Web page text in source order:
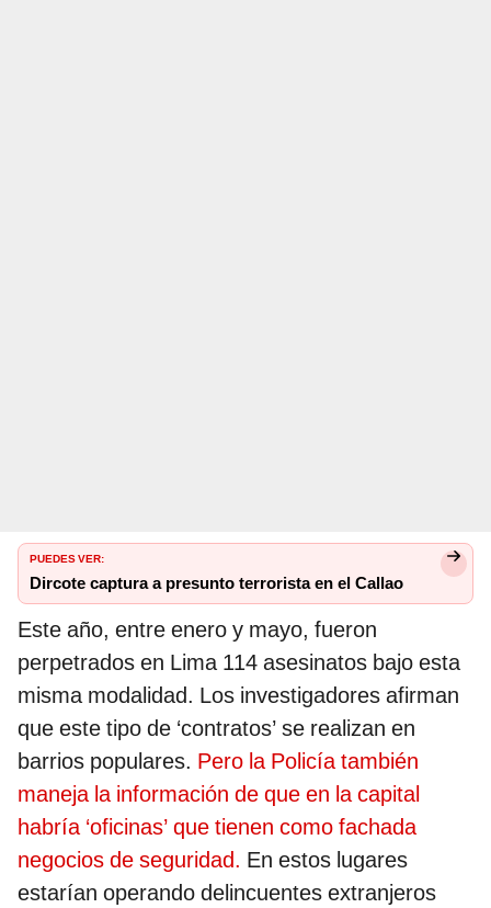
PUEDES VER:
Dircote captura a presunto terrorista en el Callao
Este año, entre enero y mayo, fueron
perpetrados en Lima 114 asesinatos bajo esta
misma modalidad. Los investigadores afirman
que este tipo de ‘contratos’ se realizan en
barrios populares. Pero la Policía también
maneja la información de que en la capital
habría ‘oficinas’ que tienen como fachada
negocios de seguridad. En estos lugares
estarían operando delincuentes extranjeros